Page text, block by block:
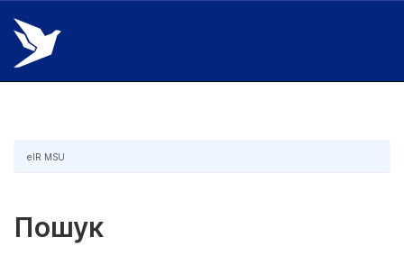
Skip
navigation
eIR MSU
Пошук